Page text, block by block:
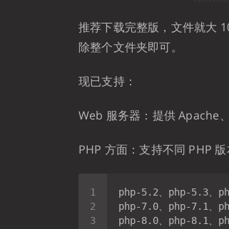
推荐下载完整版，文件就大
除整个文件夹即可。
现已支持：
Web 服务器：提供 Apache
PHP 方面：支持不同 PHP